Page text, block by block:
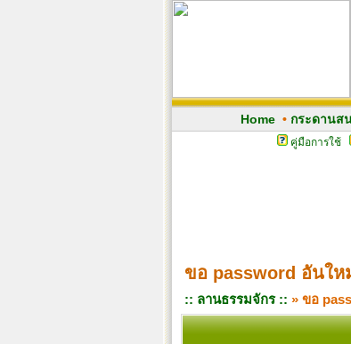
Home• กระดานส
คู่มือการใช้
ขอ password อันให
:: ลานธรรมจักร :: » ขอ